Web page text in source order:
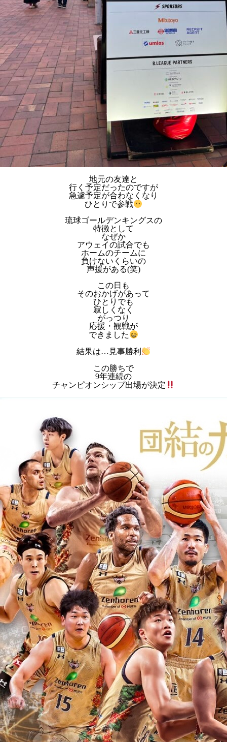
地元の友達と
行く予定だったのですが
急遽予定が合わなくなり
ひとりで参戦
琉球ゴールデンキングスの
特徴として
なぜか
アウェイの試合でも
ホームのチームに
負けないくらいの
声援がある(笑)
この日も
そのおかげがあって
ひとりでも
寂しくなく
がっつり
応援・観戦が
できました
結果は…見事勝利
この勝ちで
9年連続の
チャンピオンシップ出場が決定